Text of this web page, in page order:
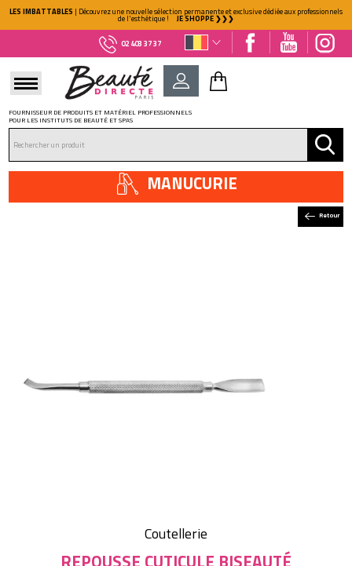
LES IMBATTABLES | Découvrez une nouvelle sélection permanente et exclusive dédiée aux professionnels
de l'esthétique ! JE SHOPPE ❯❯❯
02 403 37 37
FOURNISSEUR DE PRODUITS ET MATÉRIEL PROFESSIONNELS
POUR LES INSTITUTS DE BEAUTÉ ET SPAS
Retour
MANUCURIE
Coutellerie